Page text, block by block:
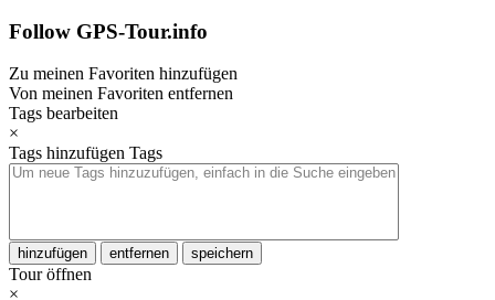
Follow GPS-Tour.info
Zu meinen Favoriten hinzufügen
Von meinen Favoriten entfernen
Tags bearbeiten
×
Tags hinzufügen Tags
hinzufügen entfernen speichern
Tour öffnen
×